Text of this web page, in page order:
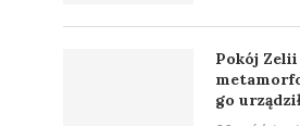
Pokój
go